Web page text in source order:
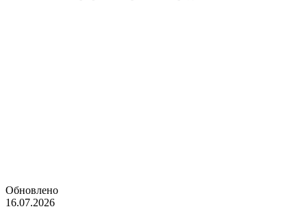
Обновлено
16.07.2026